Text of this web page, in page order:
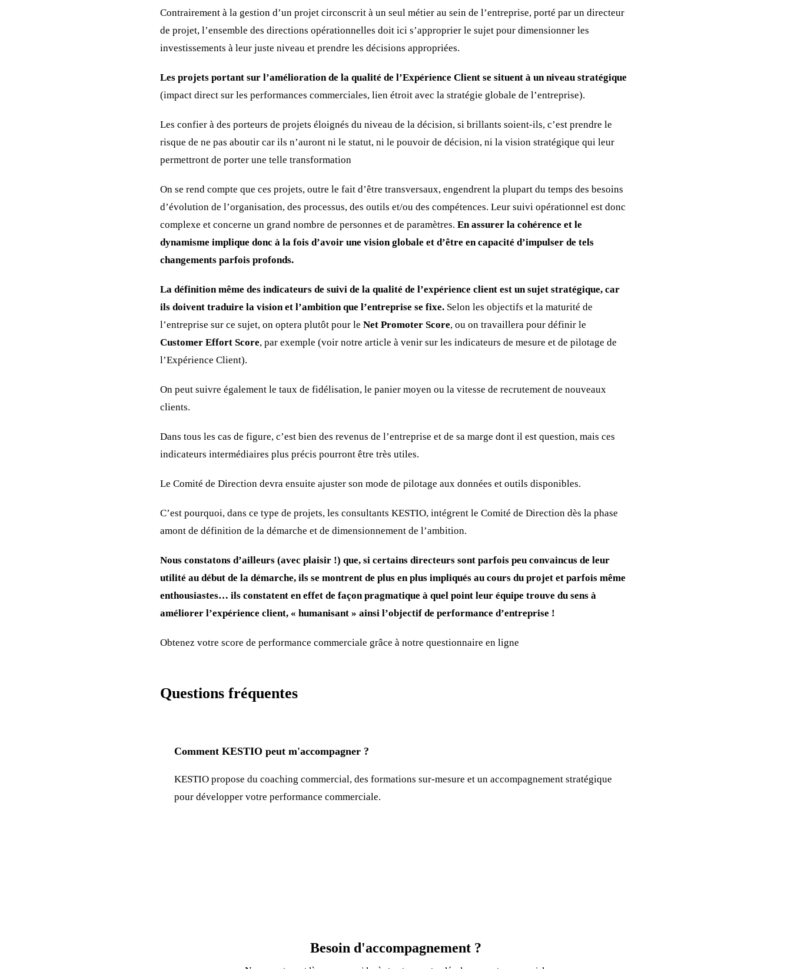
Contrairement à la gestion d’un projet circonscrit à un seul métier au sein de l’entreprise, porté par un directeur
de projet, l’ensemble des directions opérationnelles doit ici s’approprier le sujet pour dimensionner les
investissements à leur juste niveau et prendre les décisions appropriées.
Les projets portant sur l’amélioration de la qualité de l’Expérience Client se situent à un niveau stratégique
(impact direct sur les performances commerciales, lien étroit avec la stratégie globale de l’entreprise).
Les confier à des porteurs de projets éloignés du niveau de la décision, si brillants soient-ils, c’est prendre le
risque de ne pas aboutir car ils n’auront ni le statut, ni le pouvoir de décision, ni la vision stratégique qui leur
permettront de porter une telle transformation
On se rend compte que ces projets, outre le fait d’être transversaux, engendrent la plupart du temps des besoins
d’évolution de l’organisation, des processus, des outils et/ou des compétences. Leur suivi opérationnel est donc
complexe et concerne un grand nombre de personnes et de paramètres. En assurer la cohérence et le
dynamisme implique donc à la fois d’avoir une vision globale et d’être en capacité d’impulser de tels
changements parfois profonds.
La définition même des indicateurs de suivi de la qualité de l’expérience client est un sujet stratégique, car
ils doivent traduire la vision et l’ambition que l’entreprise se fixe. Selon les objectifs et la maturité de
l’entreprise sur ce sujet, on optera plutôt pour le Net Promoter Score, ou on travaillera pour définir le
Customer Effort Score, par exemple (voir notre article à venir sur les indicateurs de mesure et de pilotage de
l’Expérience Client).
On peut suivre également le taux de fidélisation, le panier moyen ou la vitesse de recrutement de nouveaux
clients.
Dans tous les cas de figure, c’est bien des revenus de l’entreprise et de sa marge dont il est question, mais ces
indicateurs intermédiaires plus précis pourront être très utiles.
Le Comité de Direction devra ensuite ajuster son mode de pilotage aux données et outils disponibles.
C’est pourquoi, dans ce type de projets, les consultants KESTIO, intégrent le Comité de Direction dès la phase
amont de définition de la démarche et de dimensionnement de l’ambition.
Nous constatons d’ailleurs (avec plaisir !) que, si certains directeurs sont parfois peu convaincus de leur
utilité au début de la démarche, ils se montrent de plus en plus impliqués au cours du projet et parfois même
enthousiastes… ils constatent en effet de façon pragmatique à quel point leur équipe trouve du sens à
améliorer l’expérience client, « humanisant » ainsi l’objectif de performance d’entreprise !
Obtenez votre score de performance commerciale grâce à notre questionnaire en ligne
Questions fréquentes
Comment KESTIO peut m'accompagner ?
KESTIO propose du coaching commercial, des formations sur-mesure et un accompagnement stratégique
pour développer votre performance commerciale.
Besoin d'accompagnement ?